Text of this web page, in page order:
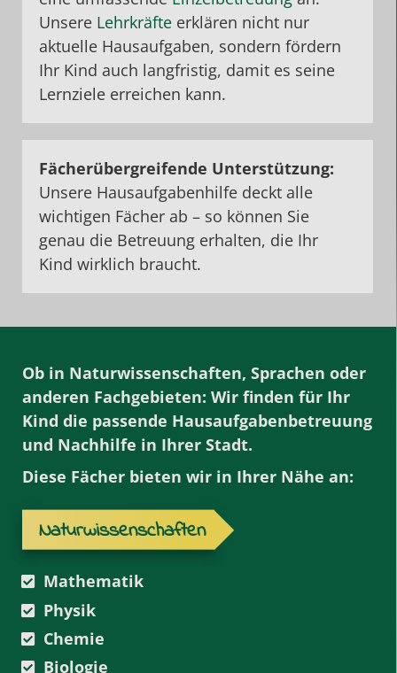
Unsere Lehrkräfte erklären nicht nur
aktuelle Hausaufgaben, sondern fördern
Ihr Kind auch langfristig, damit es seine
Lernziele erreichen kann.
Fächerübergreifende Unterstützung:
Unsere Hausaufgabenhilfe deckt alle
wichtigen Fächer ab – so können Sie
genau die Betreuung erhalten, die Ihr
Kind wirklich braucht.
Ob in Naturwissenschaften, Sprachen oder
anderen Fachgebieten: Wir finden für Ihr
Kind die passende Hausaufgabenbetreuung
und Nachhilfe in Ihrer Stadt.
Diese Fächer bieten wir in Ihrer Nähe an:
Naturwissenschaften
Mathematik
Physik
Chemie
Biologie